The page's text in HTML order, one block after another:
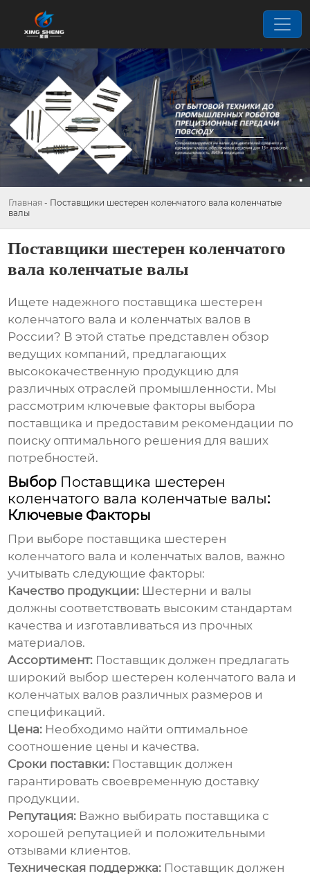
Главная - Поставщики шестерен коленчатого вала коленчатые
валы
Поставщики шестерен коленчатого
вала коленчатые валы
Ищете надежного поставщика шестерен
коленчатого вала и коленчатых валов в
России? В этой статье представлен обзор
ведущих компаний, предлагающих
высококачественную продукцию для
различных отраслей промышленности. Мы
рассмотрим ключевые факторы выбора
поставщика и предоставим рекомендации по
поиску оптимального решения для ваших
потребностей.
Выбор Поставщика шестерен
коленчатого вала коленчатые валы:
Ключевые Факторы
При выборе поставщика шестерен
коленчатого вала и коленчатых валов, важно
учитывать следующие факторы:
Качество продукции: Шестерни и валы
должны соответствовать высоким стандартам
качества и изготавливаться из прочных
материалов.
Ассортимент: Поставщик должен предлагать
широкий выбор шестерен коленчатого вала и
коленчатых валов различных размеров и
спецификаций.
Цена: Необходимо найти оптимальное
соотношение цены и качества.
Сроки поставки: Поставщик должен
гарантировать своевременную доставку
продукции.
Репутация: Важно выбирать поставщика с
хорошей репутацией и положительными
отзывами клиентов.
Техническая поддержка: Поставщик должен